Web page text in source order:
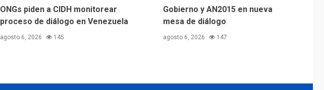
ONGs piden a CIDH monitorear
proceso de diálogo en Venezuela
agosto 6, 2026 145
Gobierno y AN2015 en nueva
mesa de diálogo
agosto 6, 2026 147